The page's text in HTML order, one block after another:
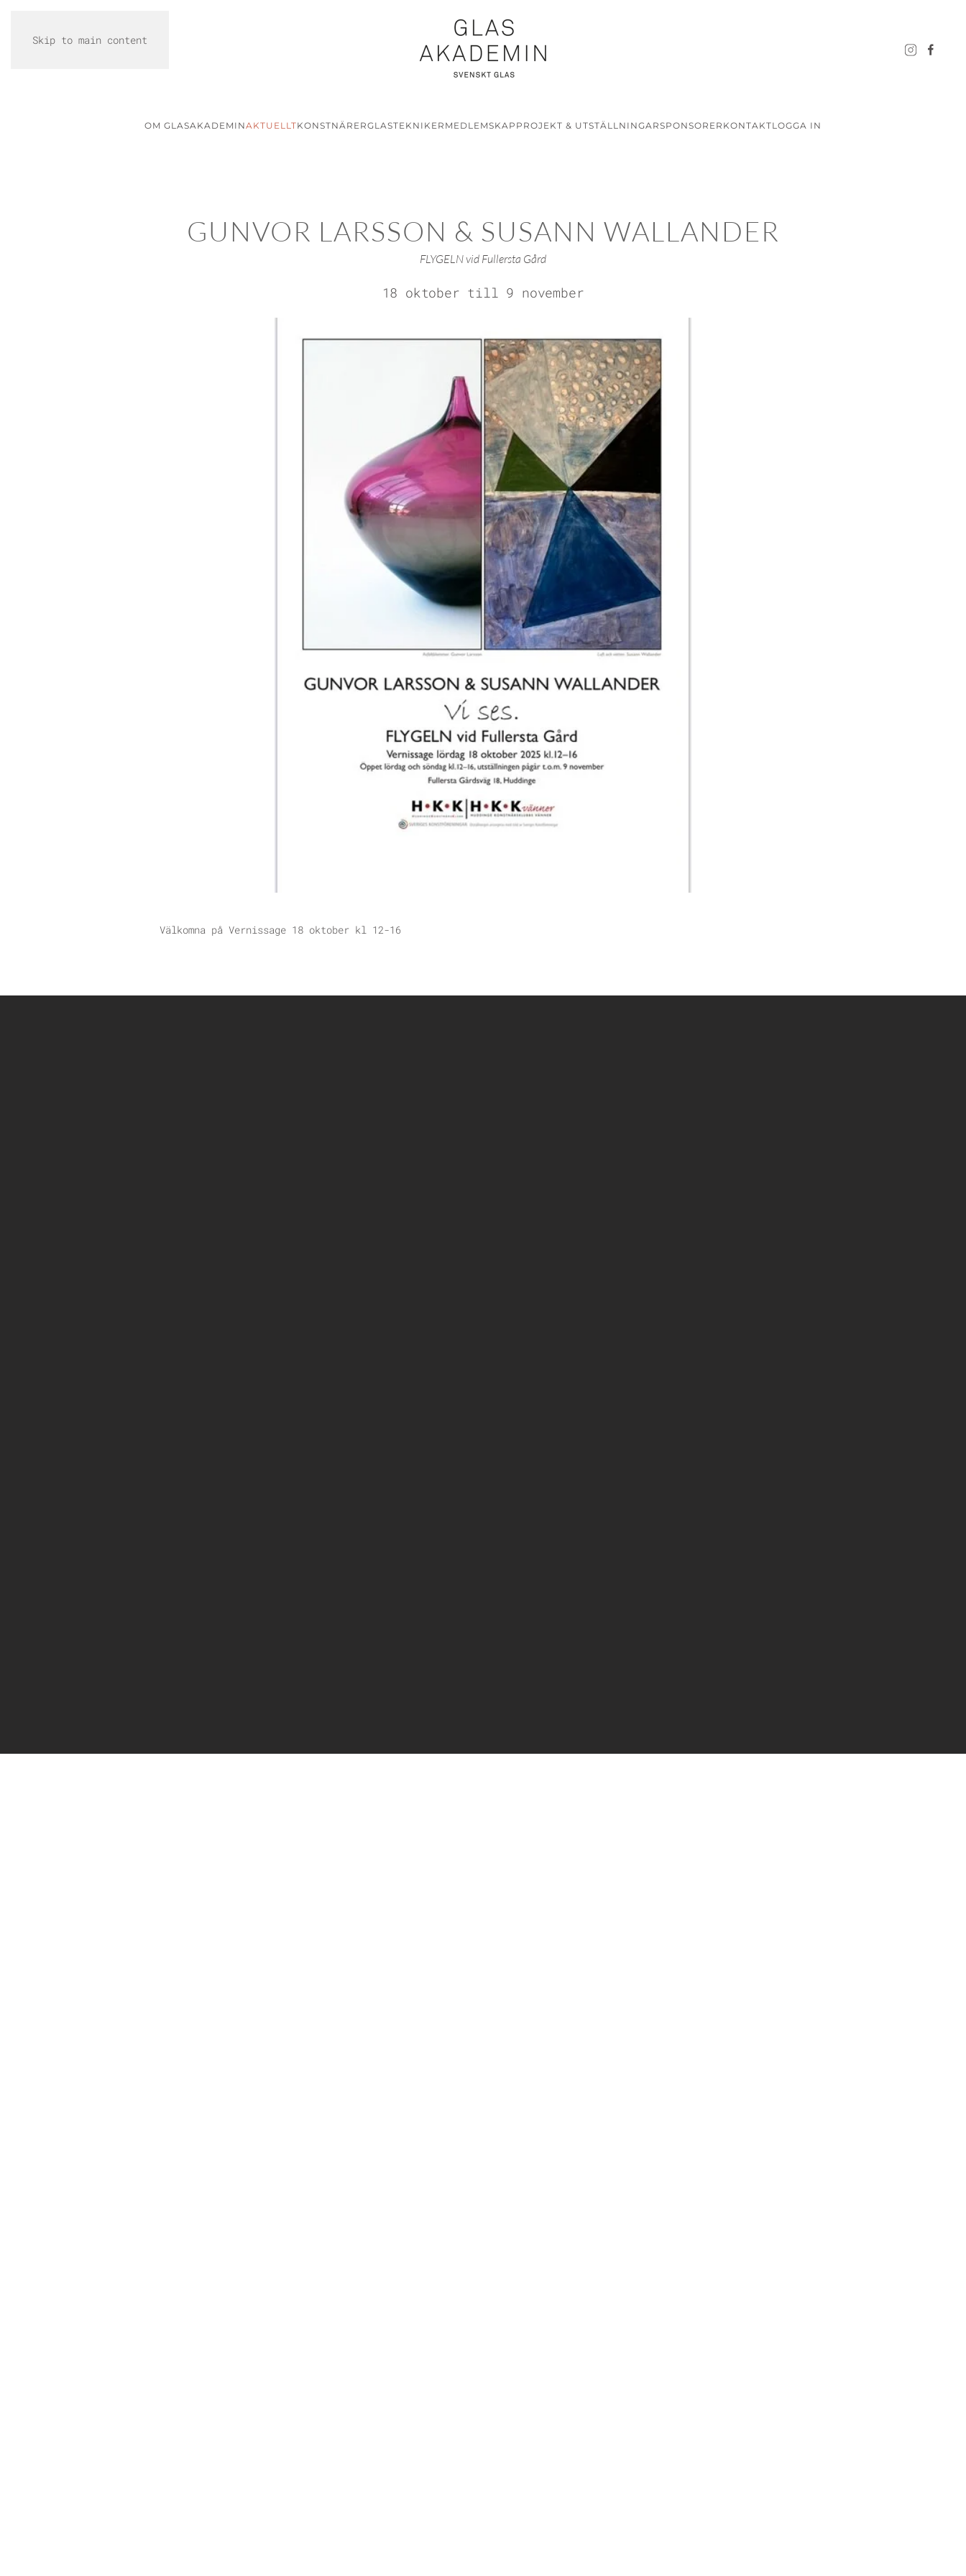
Skip to main content
OM GLASAKADEMINAKTUELLTKONSTNÄRERGLASTEKNIKER MEDLEMSKAP PROJEKT & UTSTÄLLNINGARSPONSORER KONTAKTLOGGA IN
GUNVOR LARSSON & SUSANN WALLANDER
FLYGELN vid Fullersta Gård
18 oktober till 9 november
Välkomna på Vernissage 18 oktober kl 12-16